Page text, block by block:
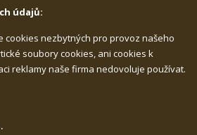
údajů:
cookies nezbytných pro provoz našeho
soubory cookies, ani cookies k
reklamy naše firma nedovoluje používat.